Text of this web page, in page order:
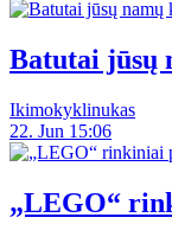
Batutai jūsų
Ikimokyklinukas
22. Jun 15:06
„LEGO“